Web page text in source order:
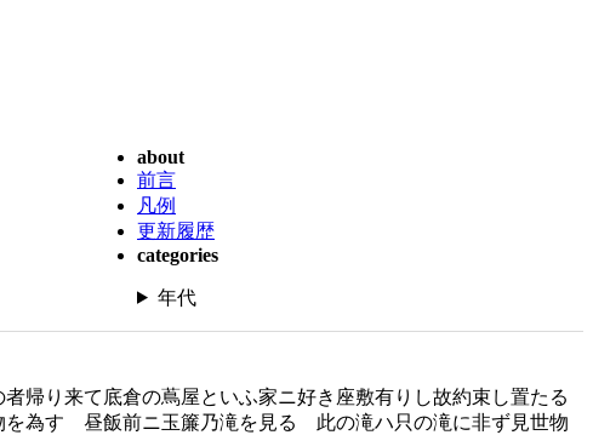
about
前言
凡例
更新履歴
categories
年代
り来て底倉の蔦屋といふ家ニ好き座敷有りし故約束し置たる
を為す 昼飯前ニ玉簾乃滝を見る 此の滝ハ只の滝に非ず見世物